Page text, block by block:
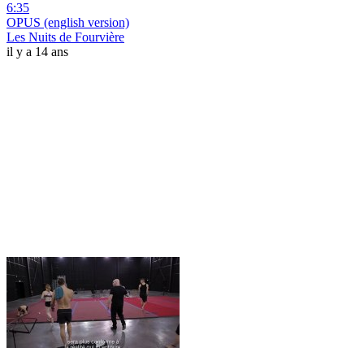
6:35
OPUS (english version)
Les Nuits de Fourvière
il y a 14 ans